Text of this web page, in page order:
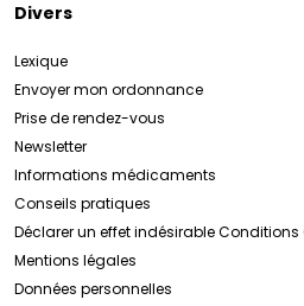
Divers
Lexique
Envoyer mon ordonnance
Prise de rendez-vous
Newsletter
Informations médicaments
Conseils pratiques
Déclarer un effet indésirableConditions
Mentions légales
Données personnelles